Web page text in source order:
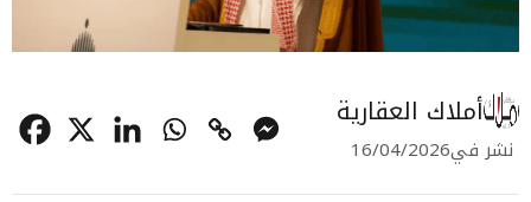
أملاك العقارية
نشر في16/04/2026